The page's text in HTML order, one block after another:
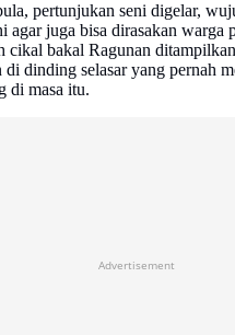
pertunjukan seni digelar,
agar juga bisa dirasakan warga
cikal bakal Ragunan
di dinding selasar yang pernah
di masa itu.
Advertisement